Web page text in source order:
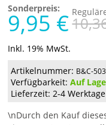
Sonderpreis:
9,95 €
Inkl. 19% MwSt.
Artikelnummer: B&C-
Verfügbarkeit:Auf
Lieferzeit: 2-4 Werktage
\nDurch den Kauf